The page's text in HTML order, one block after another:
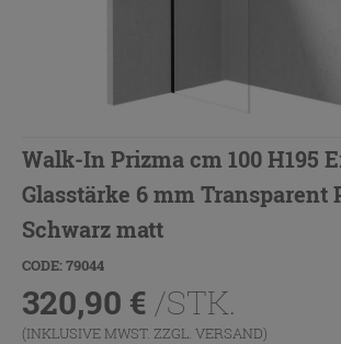
Walk-In Prizma cm 100 H195
Glasstärke 6 mm Transparent
Schwarz matt
CODE: 79044
320,90 € /STK.
(INKLUSIVE MWST. ZZGL. VERSAND)